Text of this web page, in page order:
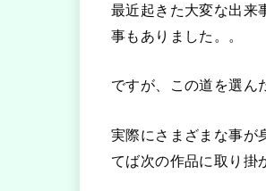
最近起きた大変な出来
事もありました。。
ですが、この道を選ん
実際にさまざまな事が
てば次の作品に取り掛